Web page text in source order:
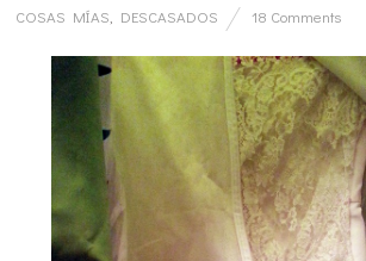
COSAS MÍAS DESCASADOS 18 Comments